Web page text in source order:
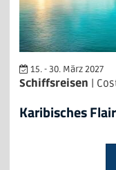
15. - 30. März 2027
Schiffsreisen |
Karibisches